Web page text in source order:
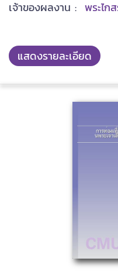
เจ้าของผลงาน : พระไก
แสดงรายละเอียด